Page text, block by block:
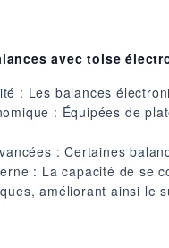
avec toise
: Les balances
: Équipées de
: Certaines
: La capacité de se
améliorant ainsi le